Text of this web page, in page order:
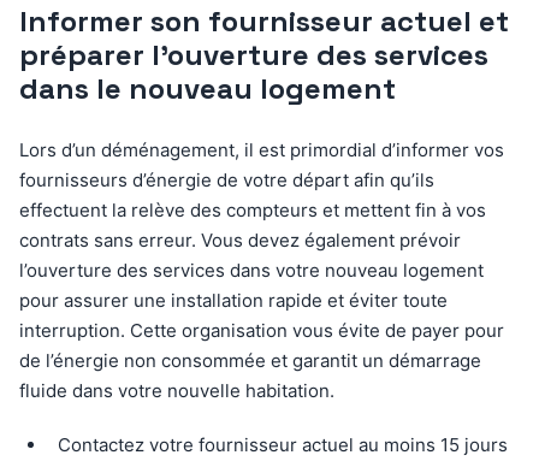
Informer son fournisseur actuel et
préparer l’ouverture des services
dans le nouveau logement
Lors d’un déménagement, il est primordial d’informer vos
fournisseurs d’énergie de votre départ afin qu’ils
effectuent la relève des compteurs et mettent fin à vos
contrats sans erreur. Vous devez également prévoir
l’ouverture des services dans votre nouveau logement
pour assurer une installation rapide et éviter toute
interruption. Cette organisation vous évite de payer pour
de l’énergie non consommée et garantit un démarrage
fluide dans votre nouvelle habitation.
Contactez votre fournisseur actuel au moins 15 jours